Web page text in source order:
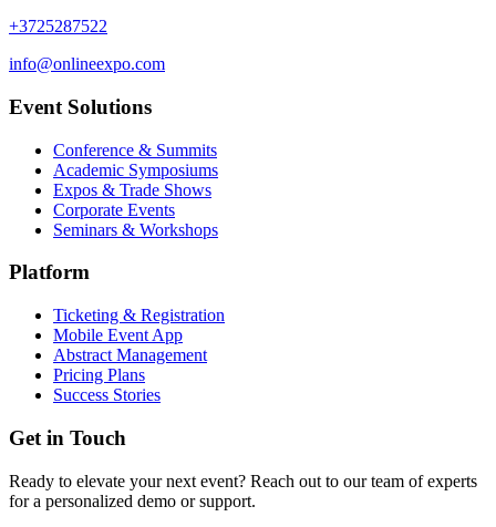
+3725287522
info@onlineexpo.com
Event Solutions
Conference & Summits
Academic Symposiums
Expos & Trade Shows
Corporate Events
Seminars & Workshops
Platform
Ticketing & Registration
Mobile Event App
Abstract Management
Pricing Plans
Success Stories
Get in Touch
Ready to elevate your next event? Reach out to our team of experts
for a personalized demo or support.